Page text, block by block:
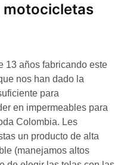
motocicletas
13 años fabricando este
nos han dado la
para
en impermeables para
Colombia. Les
un producto de alta
(manejamos altos